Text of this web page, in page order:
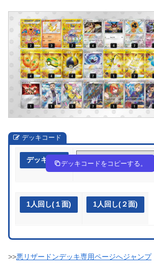
デッキコード
デッキ作成 NnQnnQ-V9bPwu-NNQgLn
デッキコードをコピーする。
1人回し(１面) 1人回し(２面)
>>悪リザードンデッキ専用ページへジャンプ